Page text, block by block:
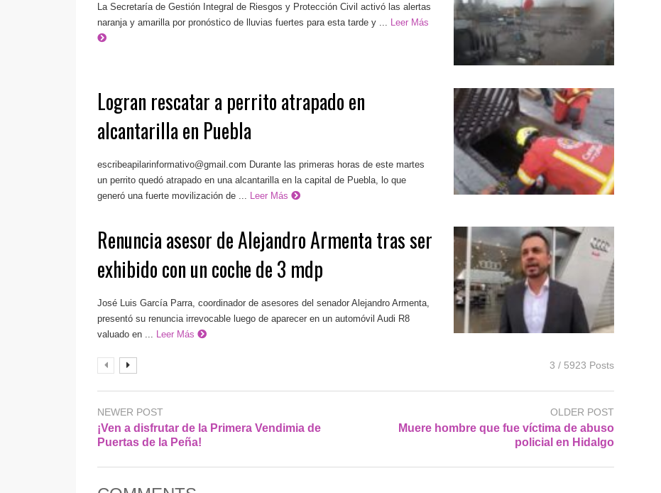
La Secretaría de Gestión Integral de Riesgos y Protección Civil activó las alertas
naranja y amarilla por pronóstico de lluvias fuertes para esta tarde y ...
Leer Más
Logran rescatar a perrito atrapado en
alcantarilla en Puebla
escribeapilarinformativo@gmail.com Durante las primeras horas de este martes
un perrito quedó atrapado en una alcantarilla en la capital de Puebla, lo que
generó una fuerte movilización de ... Leer Más
Renuncia asesor de Alejandro Armenta tras ser
exhibido con un coche de 3 mdp
José Luis García Parra, coordinador de asesores del senador Alejandro Armenta,
presentó su renuncia irrevocable luego de aparecer en un automóvil Audi R8
valuado en ... Leer Más
3 / 5923 Posts
NEWER POST
¡Ven a disfrutar de la Primera Vendimia de
Puertas de la Peña!
OLDER POST
Muere hombre que fue víctima de abuso
policial en Hidalgo